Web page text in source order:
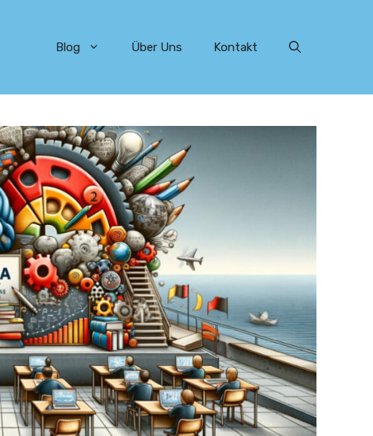
Blog Über Uns Kontakt